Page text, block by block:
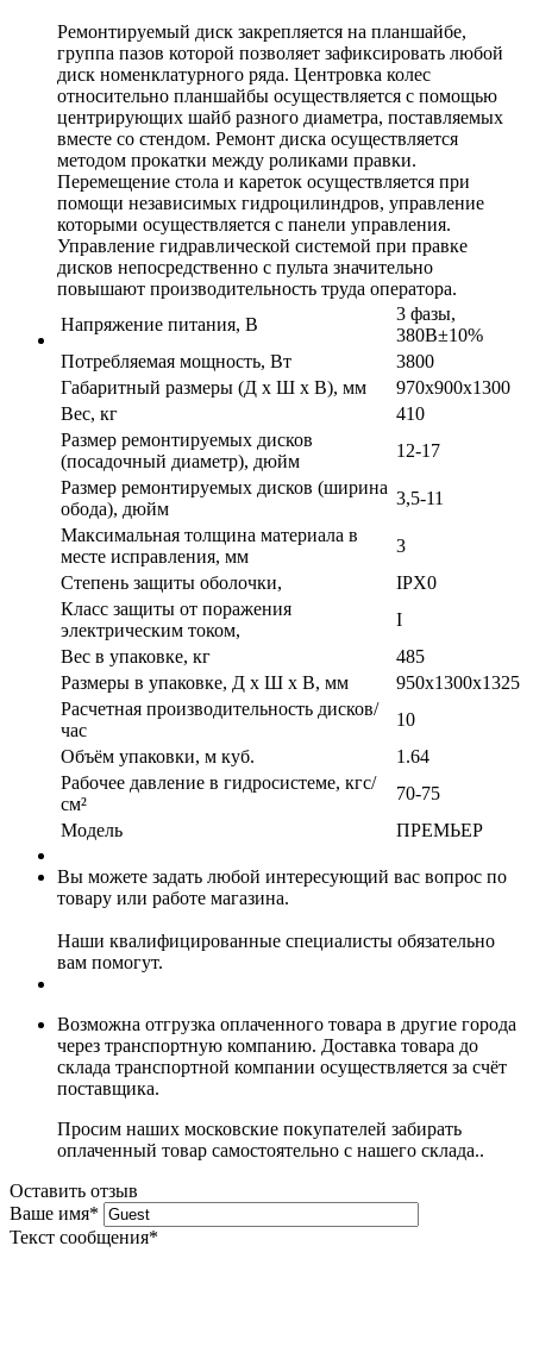
Ремонтируемый диск закрепляется на планшайбе,
группа пазов которой позволяет зафиксировать любой
диск номенклатурного ряда. Центровка колес
относительно планшайбы осуществляется с помощью
центрирующих шайб разного диаметра, поставляемых
вместе со стендом. Ремонт диска осуществляется
методом прокатки между роликами правки.
Перемещение стола и кареток осуществляется при
помощи независимых гидроцилиндров, управление
которыми осуществляется с панели управления.
Управление гидравлической системой при правке
дисков непосредственно с пульта значительно
повышают производительность труда оператора.
Напряжение питания, В
3 фазы,
380В±10%
Потребляемая мощность, Вт
3800
Габаритный размеры (Д х Ш х В), мм
970х900х1300
Вес, кг
410
Размер ремонтируемых дисков
(посадочный диаметр), дюйм
12-17
Размер ремонтируемых дисков (ширина
обода), дюйм
3,5-11
Максимальная толщина материала в
месте исправления, мм
3
Степень защиты оболочки,
IPX0
Класс защиты от поражения
электрическим током,
I
Вес в упаковке, кг
485
Размеры в упаковке, Д х Ш х В, мм
950x1300x1325
Расчетная производительность дисков/
час
10
Объём упаковки, м куб.
1.64
Рабочее давление в гидросистеме, кгс/
см²
70-75
Модель
ПРЕМЬЕР
Вы можете задать любой интересующий вас вопрос по
товару или работе магазина.
Наши квалифицированные специалисты обязательно
вам помогут.
Возможна отгрузка оплаченного товара в другие города
через транспортную компанию. Доставка товара до
склада транспортной компании осуществляется за счёт
поставщика.
Просим наших московские покупателей забирать
оплаченный товар самостоятельно с нашего склада..
Оставить отзыв
Ваше имя*
Текст сообщения*